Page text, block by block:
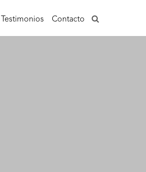
Testimonios Contacto